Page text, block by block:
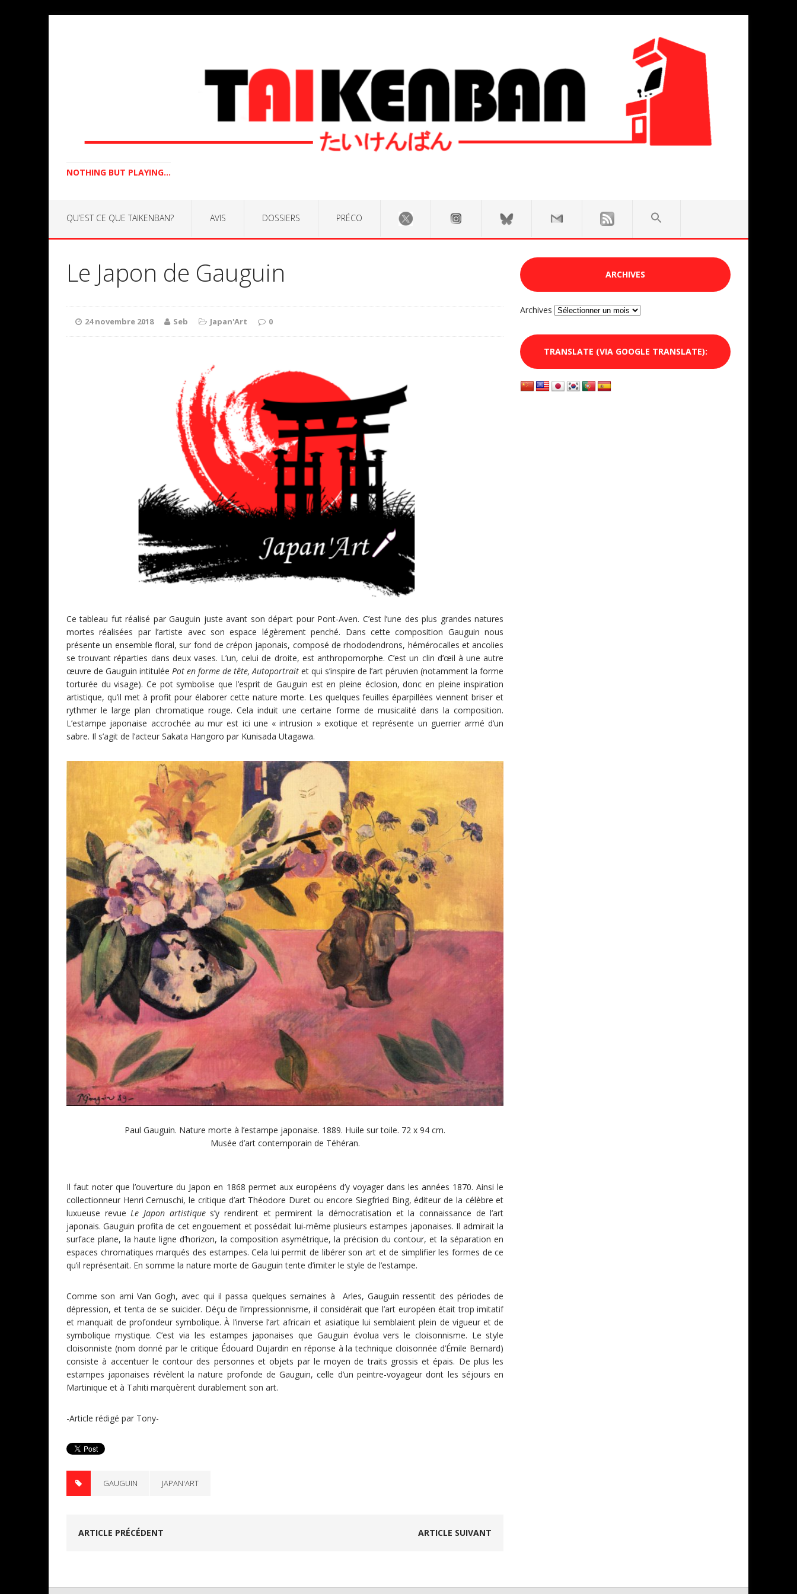
NOTHING BUT PLAYING...
QU’EST CE QUE TAIKENBAN? AVIS DOSSIERS PRÉCO
Le Japon de Gauguin
24 novembre 2018 Seb Japan'Art 0
Ce tableau fut réalisé par Gauguin juste avant son départ pour Pont-Aven. C’est l’une des plus grandes natures
mortes réalisées par l’artiste avec son espace légèrement penché. Dans cette composition Gauguin nous
présente un ensemble floral, sur fond de crépon japonais, composé de rhododendrons, hémérocalles et ancolies
se trouvant réparties dans deux vases. L’un, celui de droite, est anthropomorphe. C’est un clin d’œil à une autre
œuvre de Gauguin intituléePot en forme de tête, Autoportrait et qui s’inspire de l’art péruvien (notamment la forme
torturée du visage). Ce pot symbolise que l’esprit de Gauguin est en pleine éclosion, donc en pleine inspiration
artistique, qu’il met à profit pour élaborer cette nature morte. Les quelques feuilles éparpillées viennent briser et
rythmer le large plan chromatique rouge. Cela induit une certaine forme de musicalité dans la composition.
L’estampe japonaise accrochée au mur est ici une « intrusion » exotique et représente un guerrier armé d’un
sabre. Il s’agit de l’acteur Sakata Hangoro par Kunisada Utagawa.
Paul Gauguin. Nature morte à l’estampe japonaise. 1889. Huile sur toile. 72 x 94 cm.
Musée d’art contemporain de Téhéran.
Il faut noter que l’ouverture du Japon en 1868 permet aux européens d’y voyager dans les années 1870. Ainsi le
collectionneur Henri Cernuschi, le critique d’art Théodore Duret ou encore Siegfried Bing, éditeur de la célèbre et
luxueuse revue Le Japon artistiques’y rendirent et permirent la démocratisation et la connaissance de l’art
japonais. Gauguin profita de cet engouement et possédait lui-même plusieurs estampes japonaises. Il admirait la
surface plane, la haute ligne d’horizon, la composition asymétrique, la précision du contour, et la séparation en
espaces chromatiques marqués des estampes. Cela lui permit de libérer son art et de simplifier les formes de ce
qu’il représentait. En somme la nature morte de Gauguin tente d’imiter le style de l’estampe.
Comme son ami Van Gogh, avec qui il passa quelques semaines à Arles, Gauguin ressentit des périodes de
dépression, et tenta de se suicider. Déçu de l’impressionnisme, il considérait que l’art européen était trop imitatif
et manquait de profondeur symbolique. À l’inverse l’art africain et asiatique lui semblaient plein de vigueur et de
symbolique mystique. C’est via les estampes japonaises que Gauguin évolua vers le cloisonnisme. Le style
cloisonniste (nom donné par le critique Édouard Dujardin en réponse à la technique cloisonnée d’Émile Bernard)
consiste à accentuer le contour des personnes et objets par le moyen de traits grossis et épais. De plus les
estampes japonaises révèlent la nature profonde de Gauguin, celle d’un peintre-voyageur dont les séjours en
Martinique et à Tahiti marquèrent durablement son art.
-Article rédigé par Tony-
GAUGUIN JAPAN'ART
ARTICLE PRÉCÉDENT ARTICLE SUIVANT
ARCHIVES
Archives
TRANSLATE (VIA GOOGLE TRANSLATE):